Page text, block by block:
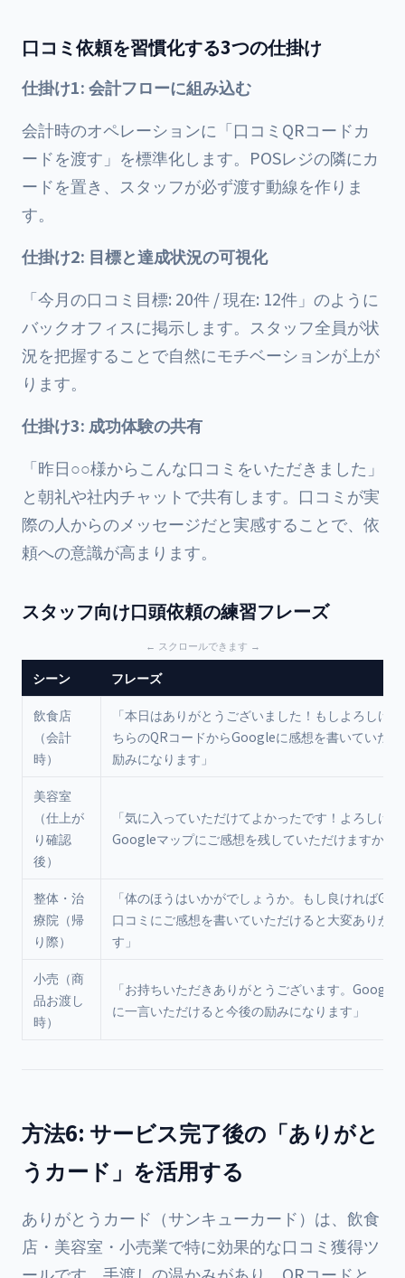
口コミ依頼を習慣化する3つの仕掛け
仕掛け1: 会計フローに組み込む
会計時のオペレーションに「口コミQRコードカ
ードを渡す」を標準化します。POSレジの隣にカ
ードを置き、スタッフが必ず渡す動線を作りま
す。
仕掛け2: 目標と達成状況の可視化
「今月の口コミ目標: 20件 / 現在: 12件」のように
バックオフィスに掲示します。スタッフ全員が状
況を把握することで自然にモチベーションが上が
ります。
仕掛け3: 成功体験の共有
「昨日○○様からこんな口コミをいただきました」
と朝礼や社内チャットで共有します。口コミが実
際の人からのメッセージだと実感することで、依
頼への意識が高まります。
スタッフ向け口頭依頼の練習フレーズ
シーン フレーズ
飲食店
（会計
時）
「本日はありがとうございました！もしよろしけ
ちらのQRコードからGoogleに感想を書いていた
励みになります」
美容室
（仕上が
り確認
後）
「気に入っていただけてよかったです！よろしけ
Googleマップにご感想を残していただけますか？
整体・治
療院（帰
り際）
「体のほうはいかがでしょうか。もし良ければ
口コミにご感想を書いていただけると大変ありが
す」
小売（商
品お渡し
時）
「お持ちいただきありがとうございます。Google
に一言いただけると今後の励みになります」
方法6: サービス完了後の「ありがと
うカード」を活用する
ありがとうカード（サンキューカード）は、飲食
店・美容室・小売業で特に効果的な口コミ獲得ツ